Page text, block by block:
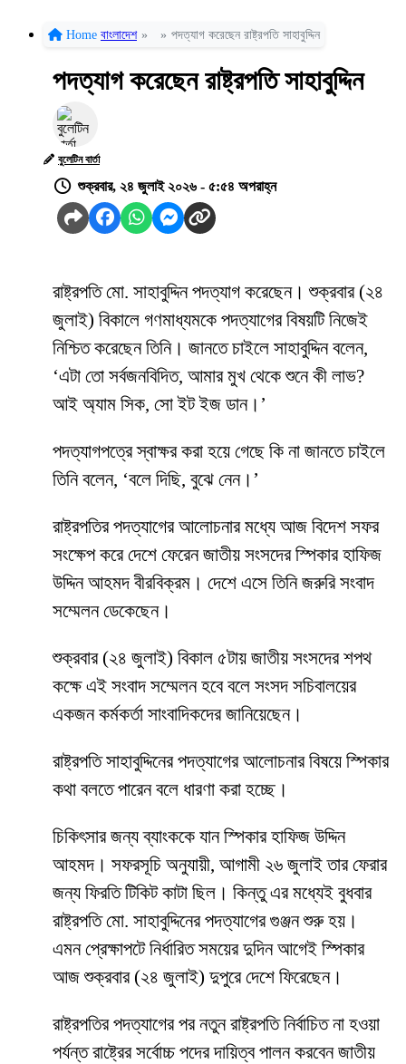
Home বাংলাদেশ » » পদত্যাগ করেছেন রাষ্ট্রপতি সাহাবুদ্দিন
পদত্যাগ করেছেন রাষ্ট্রপতি সাহাবুদ্দিন
বুলেটিন বার্তা
শুক্রবার, ২৪ জুলাই ২০২৬ - ৫:৫৪ অপরাহ্ন
রাষ্ট্রপতি মো. সাহাবুদ্দিন পদত্যাগ করেছেন। শুক্রবার (২৪
জুলাই) বিকালে গণমাধ্যমকে পদত্যাগের বিষয়টি নিজেই
নিশ্চিত করেছেন তিনি। জানতে চাইলে সাহাবুদ্দিন বলেন,
‘এটা তো সর্বজনবিদিত, আমার মুখ থেকে শুনে কী লাভ?
আই অ্যাম সিক, সো ইট ইজ ডান।’
পদত্যাগপত্রে স্বাক্ষর করা হয়ে গেছে কি না জানতে চাইলে
তিনি বলেন, ‘বলে দিছি, বুঝে নেন।’
রাষ্ট্রপতির পদত্যাগের আলোচনার মধ্যে আজ বিদেশ সফর
সংক্ষেপ করে দেশে ফেরেন জাতীয় সংসদের স্পিকার হাফিজ
উদ্দিন আহমদ বীরবিক্রম। দেশে এসে তিনি জরুরি সংবাদ
সম্মেলন ডেকেছেন।
শুক্রবার (২৪ জুলাই) বিকাল ৫টায় জাতীয় সংসদের শপথ
কক্ষে এই সংবাদ সম্মেলন হবে বলে সংসদ সচিবালয়ের
একজন কর্মকর্তা সাংবাদিকদের জানিয়েছেন।
রাষ্ট্রপতি সাহাবুদ্দিনের পদত্যাগের আলোচনার বিষয়ে স্পিকার
কথা বলতে পারেন বলে ধারণা করা হচ্ছে।
চিকিৎসার জন্য ব্যাংককে যান স্পিকার হাফিজ উদ্দিন
আহমদ। সফরসূচি অনুযায়ী, আগামী ২৬ জুলাই তার ফেরার
জন্য ফিরতি টিকিট কাটা ছিল। কিন্তু এর মধ্যেই বুধবার
রাষ্ট্রপতি মো. সাহাবুদ্দিনের পদত্যাগের গুঞ্জন শুরু হয়।
এমন প্রেক্ষাপটে নির্ধারিত সময়ের দুদিন আগেই স্পিকার
আজ শুক্রবার (২৪ জুলাই) দুপুরে দেশে ফিরেছেন।
রাষ্ট্রপতির পদত্যাগের পর নতুন রাষ্ট্রপতি নির্বাচিত না হওয়া
পর্যন্ত রাষ্ট্রের সর্বোচ্চ পদের দায়িত্ব পালন করবেন জাতীয়